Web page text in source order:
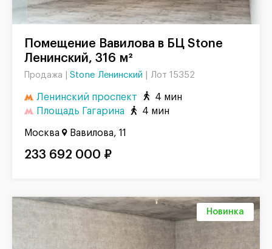
Ленинский, 316 м²
Продажа | Stone Ленинский Лот 15352
Ленинский проспект
4 мин
Площадь Гагарина
4 мин
Москва Вавилова, 11
233 692 000 ₽
Новинка